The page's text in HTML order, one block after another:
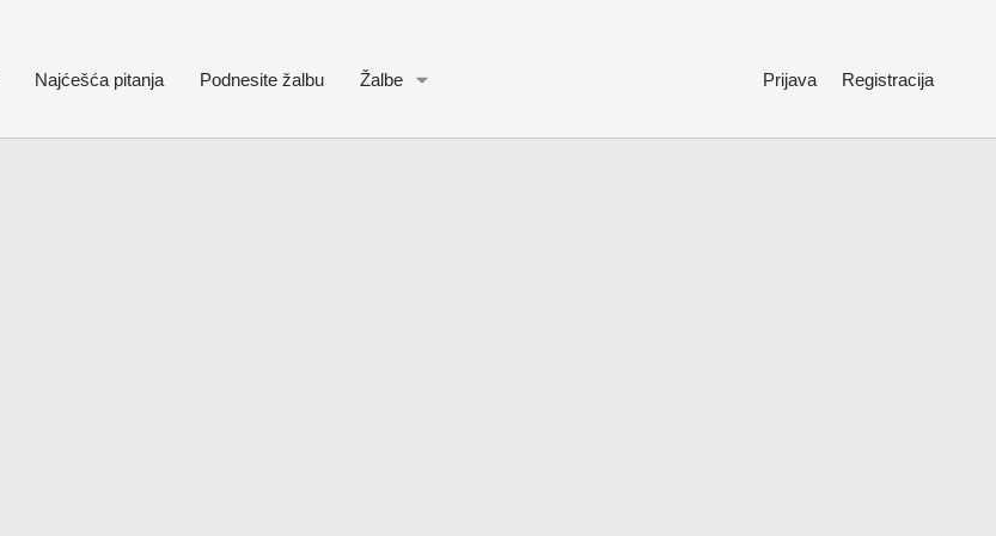
Najćešća pitanja Podnesite žalbu Žalbe Prijava Registracija